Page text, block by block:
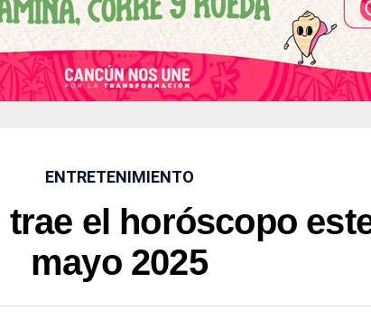
ENTRETENIMIENTO
el horóscopo
mayo 2025